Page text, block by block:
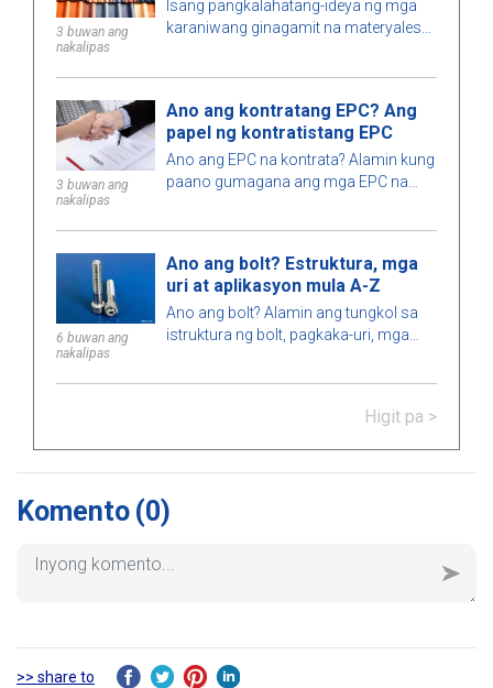
3 buwan ang
nakalipas
Isang pangkalahatang-ideya ng mga
karaniwang ginagamit na materyales
iba't ibang uri ng mga gusali.
3 buwan ang
nakalipas
Ano ang kontratang EPC? Ang
papel ng kontratistang EPC
Ano ang EPC na kontrata? Alamin kung
paano gumagana ang mga EPC na
at mga pagkakaiba sa pagitan ng EPC
at EPCM.
6 buwan ang
nakalipas
Ano ang bolt? Estruktura, mga
uri at aplikasyon mula A-Z
Ano ang bolt? Alamin ang tungkol sa
istruktura ng bolt, pagkaka-uri, mga
Higit pa >
Komento (0)
>> share to